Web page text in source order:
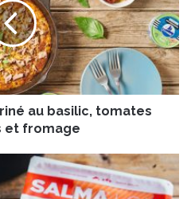
au basilic, tomates
et fromage